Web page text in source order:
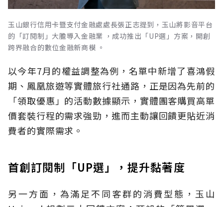
玉山銀行信用卡暨支付金融處處長張正志提到，玉山將影音平台
的「訂閱制」大膽導入金融業 ，成功推出「UP選」方案，開創
跨界融合的數位金融新商模 。
以今年7月的權益調整為例，名單中新增了喜鴻假
期、鳳凰旅遊等實體旅行社通路，正是因為先前的
「領取優惠」的活動數據顯示，實體團客購買高單
價套裝行程的需求強勁，進而主動讓回饋更貼近消
費者的實際需求。
首創訂閱制「UP選」，提升黏著度
另一方面，為滿足不同客群的消費型態，玉山